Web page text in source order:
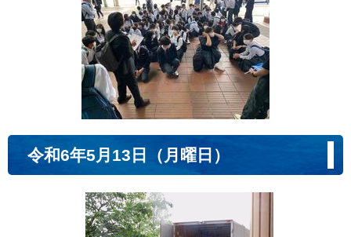
令和6年5月13日（月曜日）